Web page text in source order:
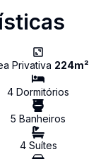
Privativa 224m²
4 Dormitórios
5 Banheiros
4Suítes